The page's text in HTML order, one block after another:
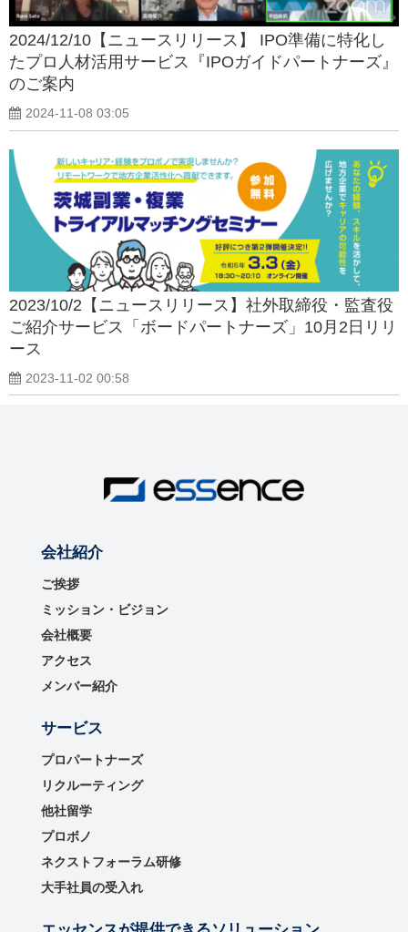
2024/12/10【ニュースリリース】 IPO準備に特化し
たプロ人材活用サービス『IPOガイドパートナーズ』
のご案内
2024-11-08 03:05
2023/10/2【ニュースリリース】社外取締役・監査役
ご紹介サービス「ボードパートナーズ」10月2日リリ
ース
2023-11-02 00:58
会社紹介
ご挨拶
ミッション・ビジョン
会社概要
アクセス
メンバー紹介
サービス
プロパートナーズ
リクルーティング
他社留学
プロボノ
ネクストフォーラム研修
大手社員の受入れ